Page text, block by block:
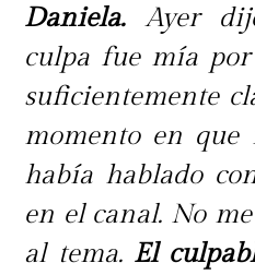
Daniela.Ayer
culpa fue mía
suficientemente
momento en que
había hablado
en el canal. No
al tema. El